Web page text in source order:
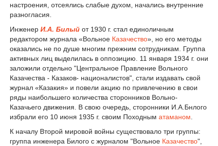
настроения, отсеялись слабые духом, начались внутренние
разногласия.
Инженер И.А. Билый от 1930 г. стал единоличным
редактором журнала «Вольное Казачество», но его методы
оказались не по душе многим прежним сотрудникам. Группа
активных лиц выделилась в оппозицию. 11 января 1934 г. они
заложили отдельно "Центральное Правление Вольного
Казачества - Казаков- националистов", стали издавать свой
журнал «Казакия» и повели акцию по привлечению в свои
ряды наибольшего количества сторонников Вольно-
Казачьего движения. В свою очередь, сторонники И.А.Бнлого
избрали его 10 июня 1935 г. своим Походным атаманом
К началу Второй мировой войны существовало три группы:
группа инженера Билого с журналом "Вольное Казачество",